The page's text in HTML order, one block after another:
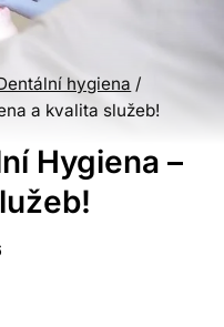
hygiena /
a kvalita služeb!
Hygiena –